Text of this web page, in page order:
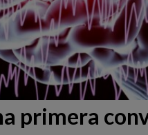
primera